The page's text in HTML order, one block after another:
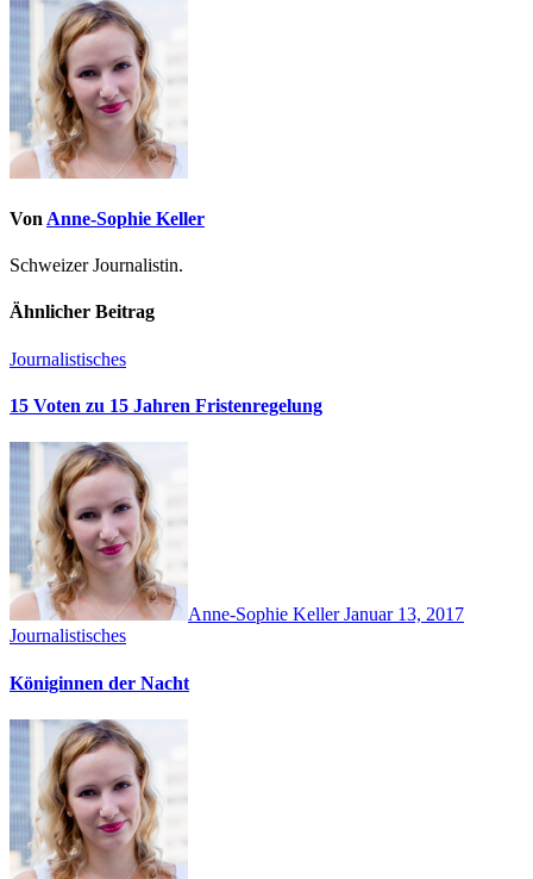
Von Anne-Sophie Keller
Schweizer Journalistin.
Ähnlicher Beitrag
Journalistisches
15 Voten zu 15 Jahren Fristenregelung
Anne-Sophie KellerJanuar 13, 2017
Journalistisches
Königinnen der Nacht